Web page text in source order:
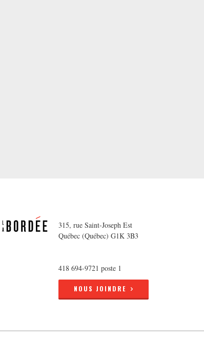
315, rue Saint-Joseph Est
Québec (Québec) G1K 3B3
418 694-9721 poste 1
NOUS JOINDRE